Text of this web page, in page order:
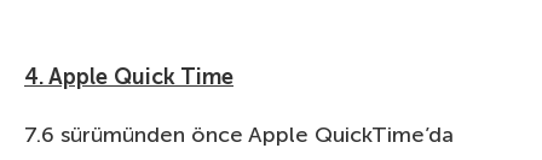
4. Apple Quick Time
7.6 sürümünden önce Apple QuickTime’da